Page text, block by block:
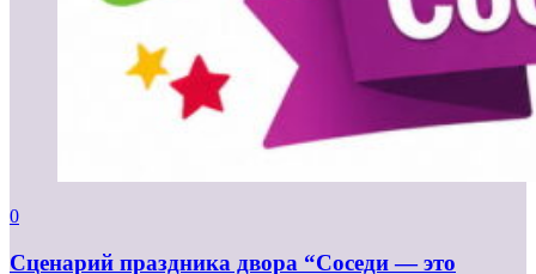
0
Сценарий праздника двора “Соседи — это